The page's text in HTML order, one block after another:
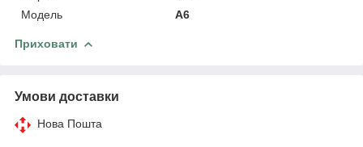
Модель
A6
Приховати
Умови доставки
Нова Пошта